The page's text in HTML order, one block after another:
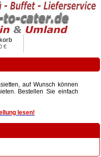
€
auf Wunsch können
Bestellen Sie einfach
lesen!